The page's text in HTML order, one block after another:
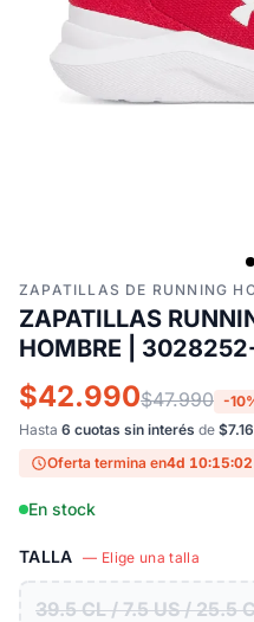
ZAPATILLAS DE RUNNING
ZAPATILLAS
HOMBRE |
$42.990$47.990 -
Hasta 6 cuotas sin interés de
Oferta termina en4d 10:15:01
En stock
TALLA — Elige una talla
39.5 CL / 7.5 US / 25.5